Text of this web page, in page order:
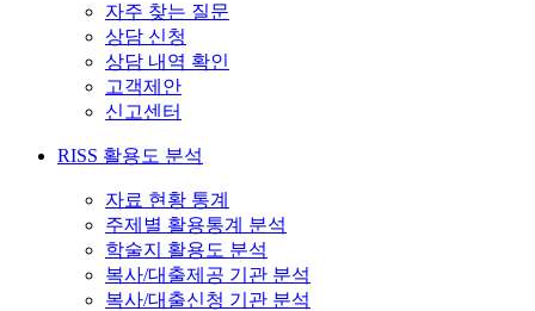
자주 찾는 질문
상담 신청
상담 내역 확인
고객제안
신고센터
RISS 활용도 분석
자료 현황 통계
주제별 활용통계 분석
학술지 활용도 분석
복사/대출제공 기관 분석
복사/대출신청 기관 분석